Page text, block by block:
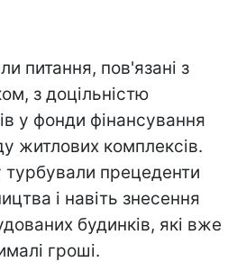
питання, пов'язані з
з доцільністю
у фонди фінансування
житлових комплексів.
турбували прецеденти
і навіть знесення
будинків, які вже
гроші.